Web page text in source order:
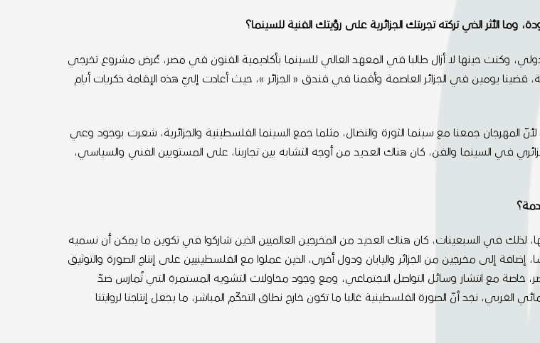
في عام 1999 أو 2000، خلال مهرجان تبسة الدولي، وكنت حينها لا أزال طالبا في المعهد العالي للسينما بأكاديمية الفنون في مصر، عُرض مشروع تخرجي
قضينا يومين في الجزائر العاصمة وأقمنا في فندق « الجزائر »، حيث أعادت إليّ هذه الإقامة ذكريات أيام
جمعنا مع سينما الثورة والنضال، مثلما جمع السينما الفلسطينية والجزائرية، شعرت بوجود وعي
في السينما والفن، كان هناك العديد من أوجه التشابه بين تجاربنا، على المستويين الفني والسياسي،
لذلك في السبعينات، كان هناك العديد من المخرجين العالميين الذين شاركوا في تكوين ما يمكن أن نسميه
إلى مخرجين من الجزائر واليابان ودول أخرى، الذين عملوا مع الفلسطينيين على إنتاج الصورة والتوثيق
خاصة مع انتشار وسائل التواصل الاجتماعي، ومع وجود محاولات التشويه المستمرة التي تُمارس ضدّ
الغربي، نجد أنّ الصورة الفلسطينية غالبا ما تكون خارج نطاق التحكّم المباشر، ما يجعل إنتاجنا لروايتنا